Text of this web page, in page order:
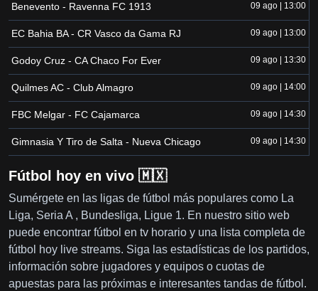
Benevento - Ravenna FC 1913 09 ago | 13:00
EC Bahia BA - CR Vasco da Gama RJ 09 ago | 13:00
Godoy Cruz - CA Chaco For Ever 09 ago | 13:30
Quilmes AC - Club Almagro 09 ago | 14:00
FBC Melgar - FC Cajamarca 09 ago | 14:30
Gimnasia Y Tiro de Salta - Nueva Chicago 09 ago | 14:30
Fútbol hoy en vivo 🇲🇽
Sumérgete en las ligas de fútbol más populares como La
Liga, Seria A , Bundesliga, Ligue 1. En nuestro sitio web
puede encontrar fútbol en tv horario y una lista completa de
fútbol hoy live streams. Siga las estadísticas de los partidos,
información sobre jugadores y equipos o cuotas de
apuestas para las próximas e interesantes tandas de fútbol.